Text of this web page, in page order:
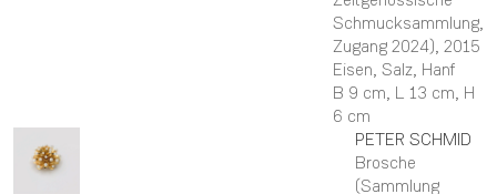
Schmucksammlung,
Zugang 2024), 2015
Eisen, Salz, Hanf
B 9 cm, L 13 cm, H
6 cm
PETER SCHMID
Brosche
(Sammlung